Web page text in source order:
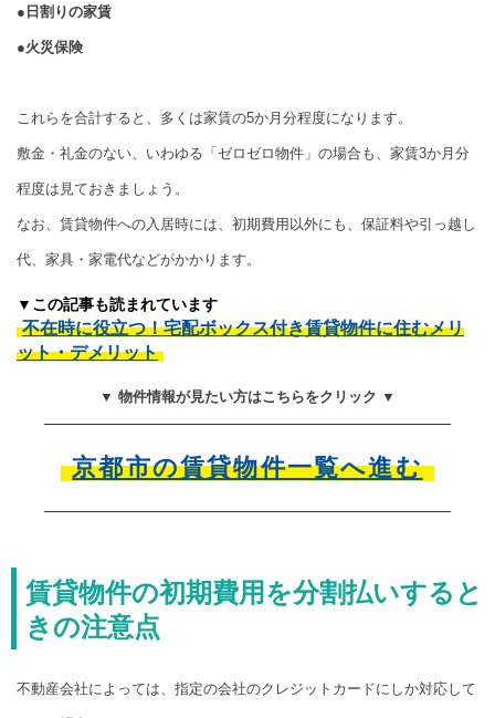
●日割りの家賃
●火災保険
これらを合計すると、多くは家賃の5か月分程度になります。
敷金・礼金のない、いわゆる「ゼロゼロ物件」の場合も、家賃3か月分
程度は見ておきましょう。
なお、賃貸物件への入居時には、初期費用以外にも、保証料や引っ越し
代、家具・家電代などがかかります。
▼この記事も読まれています
不在時に役立つ！宅配ボックス付き賃貸物件に住むメリ
ット・デメリット
▼ 物件情報が見たい方はこちらをクリック ▼
京都市の賃貸物件一覧へ進む
賃貸物件の初期費用を分割払いすると
きの注意点
不動産会社によっては、指定の会社のクレジットカードにしか対応して